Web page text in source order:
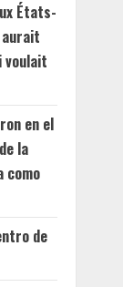
États-
aurait
voulait
en el
la
como
de